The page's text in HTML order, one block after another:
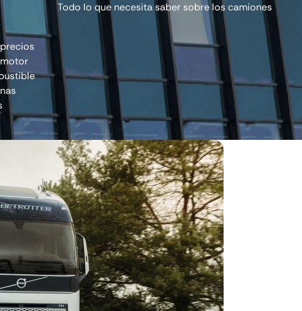
Todo lo que necesita saber sobre los camiones